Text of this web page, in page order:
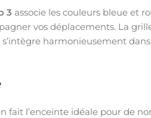
3 associe les couleurs bleue et
vos déplacements. La
harmonieusement
fait l’enceinte idéale pour de